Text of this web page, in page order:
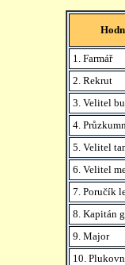
1. Farmář
2. Rekrut
3. Velitel
4.
5. Velitel
6. Velitel
7. Poručík
8. Kapitán
9. Major
10.